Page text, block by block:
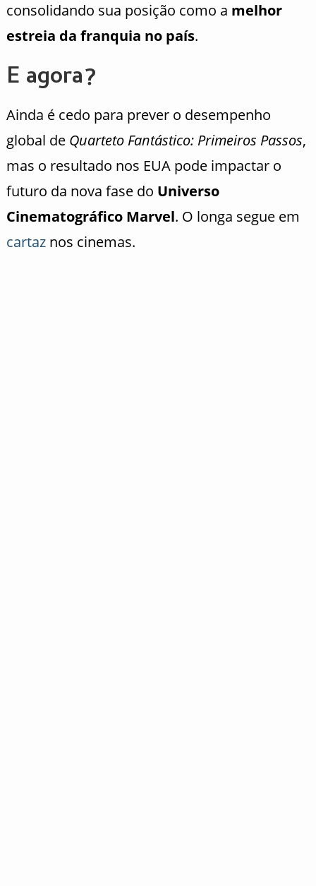
consolidando sua posição como a melhor
estreia da franquia no país.
E agora?
Ainda é cedo para prever o desempenho
global de Quarteto Fantástico: Primeiros Passos,
mas o resultado nos EUA pode impactar o
futuro da nova fase do Universo
Cinematográfico Marvel. O longa segue em
cartaznos cinemas.